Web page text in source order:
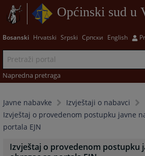
Općinski sud u
Bosanski Hrvatski Srpski Српски English
Napredna pretraga
Javne nabavke
Izvještaji o nabavci
Izvještaj o provedenom postupku javne
portala EJN
Izvještaj o provedenom postupku